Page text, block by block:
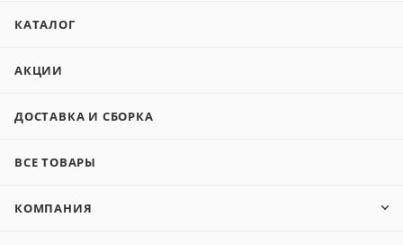
КАТАЛОГ
АКЦИИ
ДОСТАВКА И СБОРКА
ВСЕ ТОВАРЫ
КОМПАНИЯ